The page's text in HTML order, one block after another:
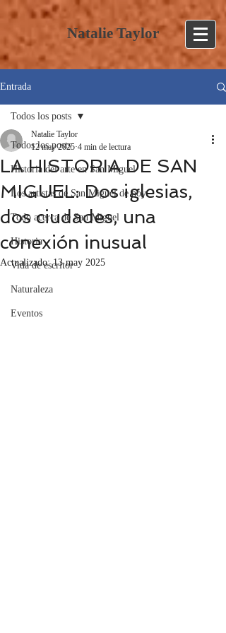
Natalie Taylor
Entrada
Todos los posts
Historia del arte en San Miguel
Los artistas de San Miguel de hoy
Todo acerca de San Miguel
Historia
Vida de escritor
Naturaleza
Eventos
Todos los posts
LA HISTORIA DE SAN
MIGUEL: Dos iglesias,
dos ciudades, una
conexión inusual
Natalie Taylor
12 may 2025 4 min de lectura
Actualizado:13 may 2025